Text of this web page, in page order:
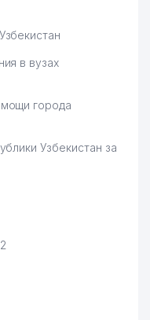
в вузах
города
Узбекистан за